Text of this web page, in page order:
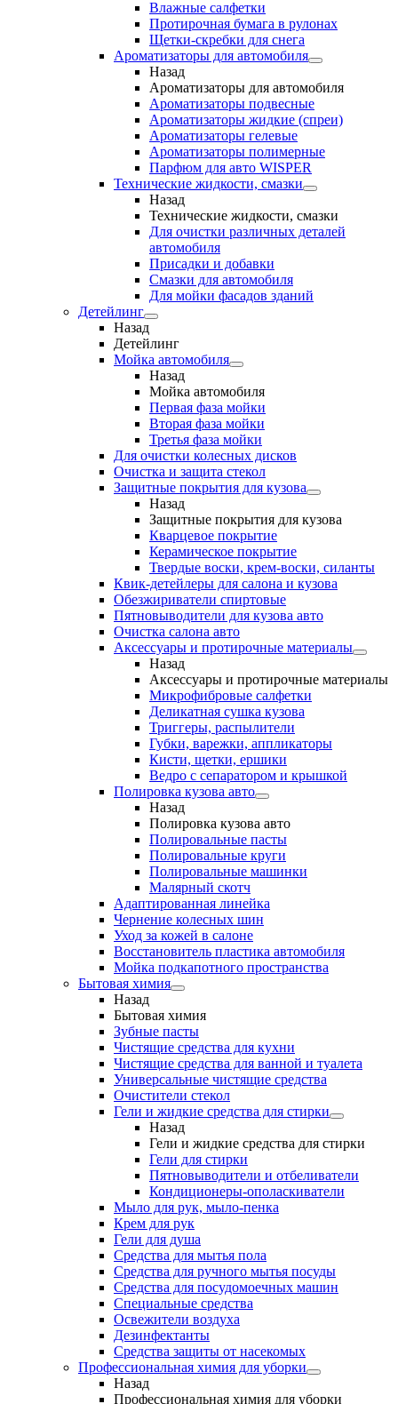
Влажные салфетки
Протирочная бумага в рулонах
Щетки-скребки для снега
Ароматизаторы для автомобиля
Назад
Ароматизаторы для автомобиля
Ароматизаторы подвесные
Ароматизаторы жидкие (спреи)
Ароматизаторы гелевые
Ароматизаторы полимерные
Парфюм для авто WISPER
Технические жидкости, смазки
Назад
Технические жидкости, смазки
Для очистки различных деталей
автомобиля
Присадки и добавки
Смазки для автомобиля
Для мойки фасадов зданий
Детейлинг
Назад
Детейлинг
Мойка автомобиля
Назад
Мойка автомобиля
Первая фаза мойки
Вторая фаза мойки
Третья фаза мойки
Для очистки колесных дисков
Очистка и защита стекол
Защитные покрытия для кузова
Назад
Защитные покрытия для кузова
Кварцевое покрытие
Керамическое покрытие
Твердые воски, крем-воски, силанты
Квик-детейлеры для салона и кузова
Обезжириватели спиртовые
Пятновыводители для кузова авто
Очистка салона авто
Аксессуары и протирочные материалы
Назад
Аксессуары и протирочные материалы
Микрофибровые салфетки
Деликатная сушка кузова
Триггеры, распылители
Губки, варежки, аппликаторы
Кисти, щетки, ершики
Ведро с сепаратором и крышкой
Полировка кузова авто
Назад
Полировка кузова авто
Полировальные пасты
Полировальные круги
Полировальные машинки
Малярный cкотч
Адаптированная линейка
Чернение колесных шин
Уход за кожей в салоне
Восстановитель пластика автомобиля
Мойка подкапотного пространства
Бытовая химия
Назад
Бытовая химия
Зубные пасты
Чистящие средства для кухни
Чистящие средства для ванной и туалета
Универсальные чистящие средства
Очистители стекол
Гели и жидкие средства для стирки
Назад
Гели и жидкие средства для стирки
Гели для стирки
Пятновыводители и отбеливатели
Кондиционеры-ополаскиватели
Мыло для рук, мыло-пенка
Крем для рук
Гели для душа
Средства для мытья пола
Средства для ручного мытья посуды
Средства для посудомоечных машин
Специальные средства
Освежители воздуха
Дезинфектанты
Средства защиты от насекомых
Профессиональная химия для уборки
Назад
Профессиональная химия для уборки